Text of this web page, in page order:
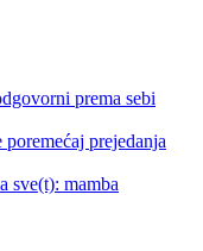
prema sebi
prejedanja
sve(t): mamba